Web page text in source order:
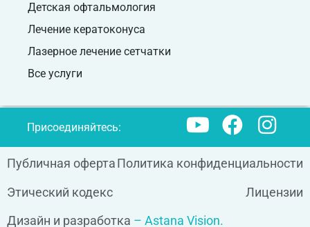
Детская офтальмология
Лечение кератоконуса
Лазерное лечение сетчатки
Все услуги
Присоединяйтесь:
Публичная офертаПолитика конфиденциальности
Этический кодекс
Лицензии
Дизайн и разработка – Astana Vision.